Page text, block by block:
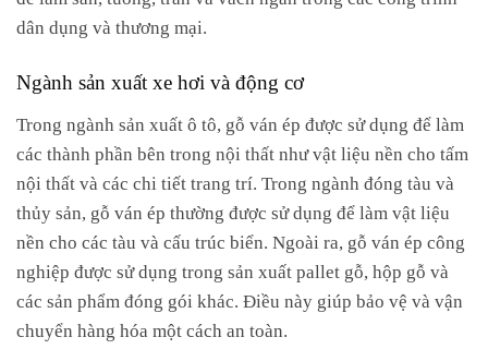
dân dụng và thương mại.
Ngành sản xuất xe hơi và động cơ
Trong ngành sản xuất ô tô, gỗ ván ép được sử dụng để làm
các thành phần bên trong nội thất như vật liệu nền cho tấm
nội thất và các chi tiết trang trí. Trong ngành đóng tàu và
thủy sản, gỗ ván ép thường được sử dụng để làm vật liệu
nền cho các tàu và cấu trúc biển. Ngoài ra, gỗ ván ép công
nghiệp được sử dụng trong sản xuất pallet gỗ, hộp gỗ và
các sản phẩm đóng gói khác. Điều này giúp bảo vệ và vận
chuyển hàng hóa một cách an toàn.